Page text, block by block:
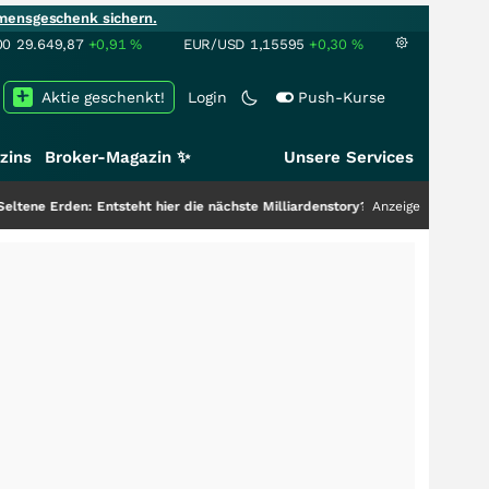
sichern.
29.649,87 +0,91% EUR/USD 1,15595 +0,30 %
Login Push-Kurse
Aktie geschenkt!
Broker-Magazin ✨ Unsere Services
Entsteht hier die nächste Milliardenstory?+++ Anzeige